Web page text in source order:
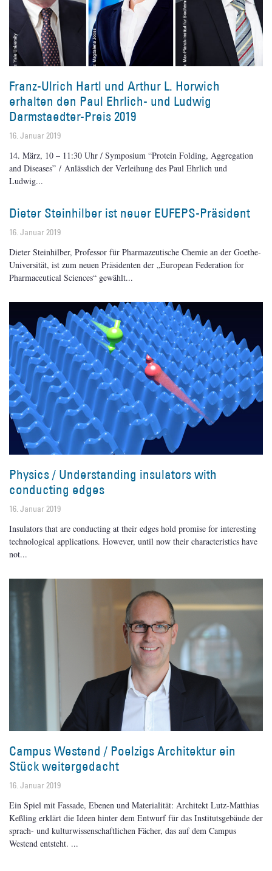
Franz-Ulrich Hartl und Arthur L. Horwich
erhalten den Paul Ehrlich- und Ludwig
Darmstaedter-Preis 2019
16. Januar 2019
14. März, 10 – 11:30 Uhr / Symposium “Protein Folding, Aggregation
and Diseases” / Anlässlich der Verleihung des Paul Ehrlich und
Ludwig
Dieter Steinhilber ist neuer EUFEPS-Präsident
16. Januar 2019
Dieter Steinhilber, Professor für Pharmazeutische Chemie an der Goethe-
Universität, ist zum neuen Präsidenten der „European Federation for
Pharmaceutical Sciences“ gewählt
Physics / Understanding insulators with
conducting edges
16. Januar 2019
Insulators that are conducting at their edges hold promise for interesting
technological applications. However, until now their characteristics have
not
Campus Westend / Poelzigs Architektur ein
Stück weitergedacht
16. Januar 2019
Ein Spiel mit Fassade, Ebenen und Materialität: Architekt Lutz-Matthias
Keßling erklärt die Ideen hinter dem Entwurf für das Institutsgebäude der
sprach- und kulturwissenschaftlichen Fächer, das auf dem Campus
Westend entsteht.